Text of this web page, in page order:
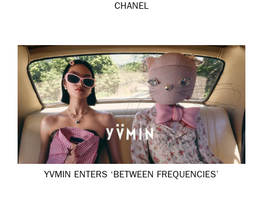
CHANEL
YVMIN ENTERS ‘BETWEEN FREQUENCIES’